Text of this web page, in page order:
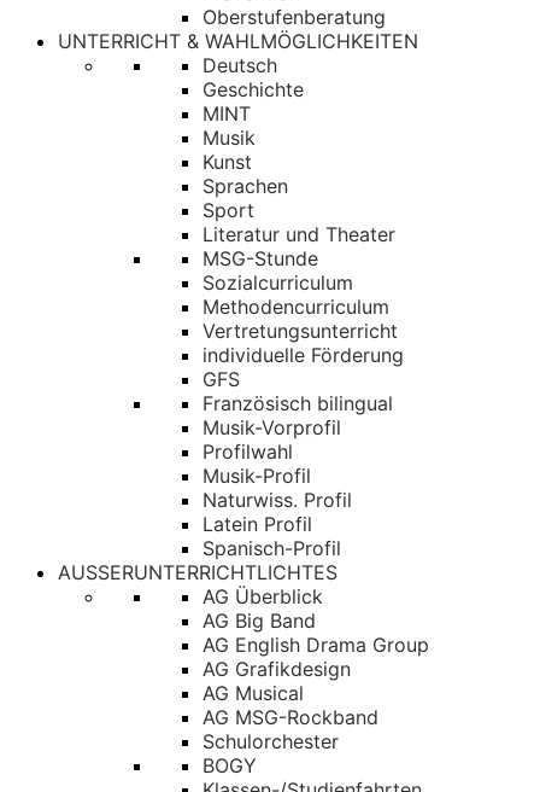
Oberstufenberatung
UNTERRICHT & WAHLMÖGLICHKEITEN
Deutsch
Geschichte
MINT
Musik
Kunst
Sprachen
Sport
Literatur und Theater
MSG-Stunde
Sozialcurriculum
Methodencurriculum
Vertretungsunterricht
individuelle Förderung
GFS
Französisch bilingual
Musik-Vorprofil
Profilwahl
Musik-Profil
Naturwiss. Profil
Latein Profil
Spanisch-Profil
AUSSERUNTERRICHTLICHTES
AG Überblick
AG Big Band
AG English Drama Group
AG Grafikdesign
AG Musical
AG MSG-Rockband
Schulorchester
BOGY